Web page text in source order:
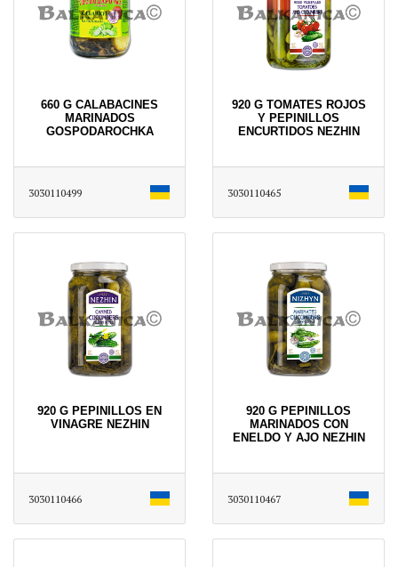
660 G CALABACINES
MARINADOS
GOSPODAROCHKA
3030110499
920 G TOMATES ROJOS
Y PEPINILLOS
ENCURTIDOS NEZHIN
3030110465
920 G PEPINILLOS EN
VINAGRE NEZHIN
3030110466
920 G PEPINILLOS
MARINADOS CON
ENELDO Y AJO NEZHIN
3030110467